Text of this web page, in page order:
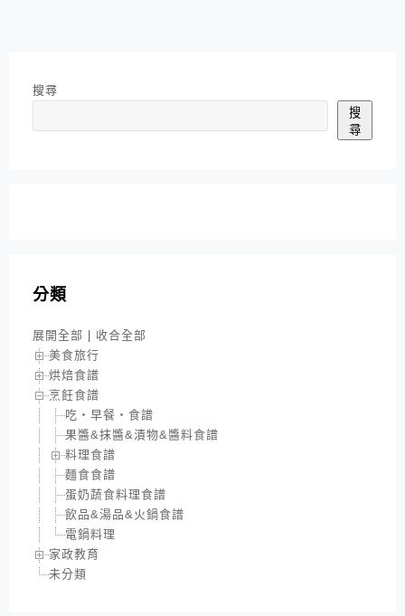
搜尋
搜
尋
分類
展開全部
收合全部
美食旅行
烘焙食譜
烹飪食譜
吃‧早餐‧食譜
果醬&抹醬&漬物&醬料食譜
料理食譜
麵食食譜
蛋奶蔬食料理食譜
飲品&湯品&火鍋食譜
電鍋料理
家政教育
未分類